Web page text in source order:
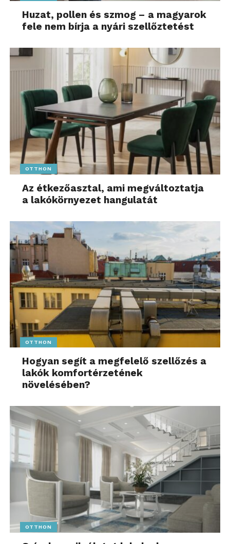
Huzat, pollen és szmog – a magyarok
fele nem bírja a nyári szellőztetést
OTTHON
Az étkezőasztal, ami megváltoztatja
a lakókörnyezet hangulatát
OTTHON
Hogyan segít a megfelelő szellőzés a
lakók komfortérzetének
növelésében?
OTTHON